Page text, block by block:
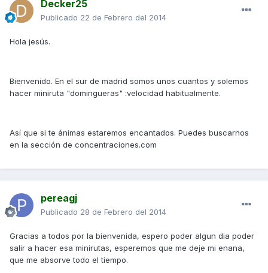
Decker25
Publicado 22 de Febrero del 2014
Hola jesús.
Bienvenido. En el sur de madrid somos unos cuantos y solemos
hacer miniruta "domingueras" :velocidad habitualmente.
Así que si te ánimas estaremos encantados. Puedes buscarnos
en la sección de concentraciones.com
pereagj
Publicado 28 de Febrero del 2014
Gracias a todos por la bienvenida, espero poder algun dia poder
salir a hacer esa minirutas, esperemos que me deje mi enana,
que me absorve todo el tiempo.